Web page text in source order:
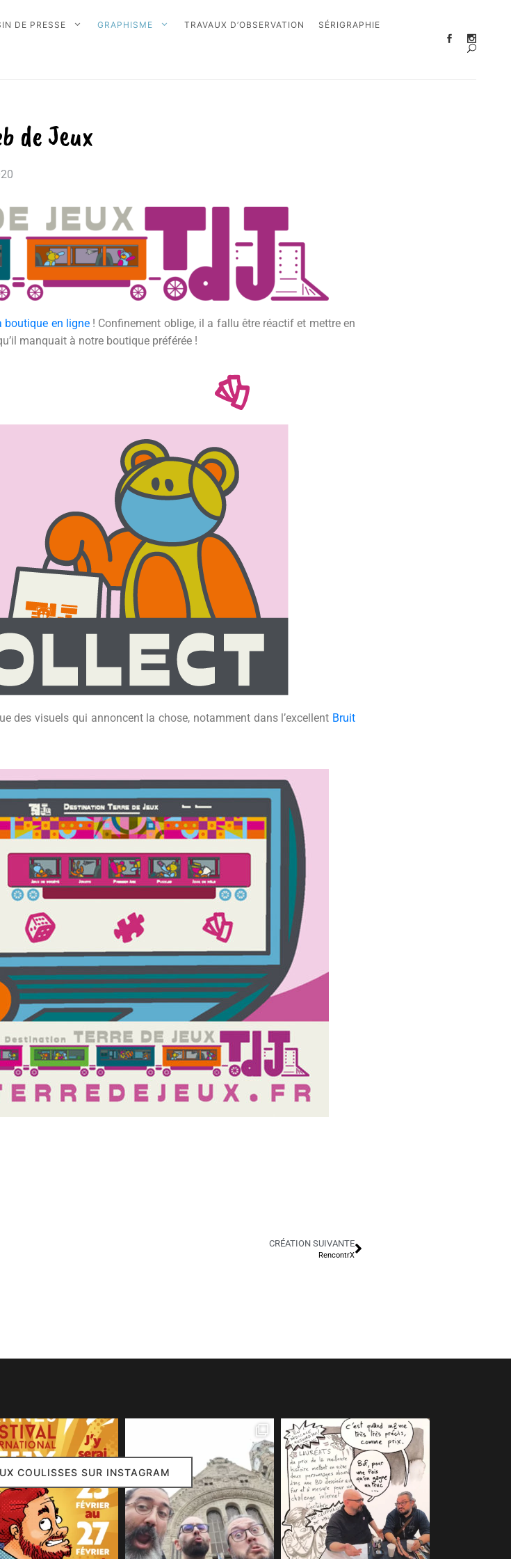
DE PRESSE GRAPHISME TRAVAUX D’OBSERVATION SÉRIGRAPHIE
de Jeux
boutique en ligne! Confinement oblige, il a fallu être réactif et mettre en
manquait à notre boutique préférée !
des visuels qui annoncent la chose, notamment dans l’excellent Bruit
CRÉATION SUIVANTE
RencontrX
COULISSES SUR INSTAGRAM